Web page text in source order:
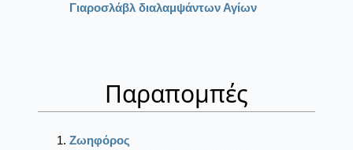
Γιαροσλάβλ διαλαμψάντων Αγίων
Παραπομπές
Ζωηφόρος